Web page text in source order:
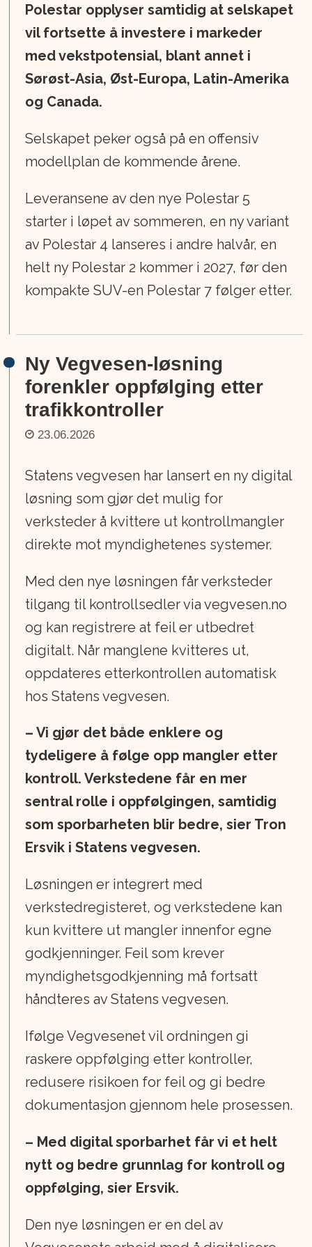
Polestar opplyser samtidig at selskapet
vil fortsette å investere i markeder
med vekstpotensial, blant annet i
Sørøst-Asia, Øst-Europa, Latin-Amerika
og Canada.
Selskapet peker også på en offensiv
modellplan de kommende årene.
Leveransene av den nye Polestar 5
starter i løpet av sommeren, en ny variant
av Polestar 4 lanseres i andre halvår, en
helt ny Polestar 2 kommer i 2027, før den
kompakte SUV-en Polestar 7 følger etter.
Ny Vegvesen-løsning
forenkler oppfølging etter
trafikkontroller
23.06.2026
Statens vegvesen har lansert en ny digital
løsning som gjør det mulig for
verksteder å kvittere ut kontrollmangler
direkte mot myndighetenes systemer.
Med den nye løsningen får verksteder
tilgang til kontrollsedler via vegvesen.no
og kan registrere at feil er utbedret
digitalt. Når manglene kvitteres ut,
oppdateres etterkontrollen automatisk
hos Statens vegvesen.
– Vi gjør det både enklere og
tydeligere å følge opp mangler etter
kontroll. Verkstedene får en mer
sentral rolle i oppfølgingen, samtidig
som sporbarheten blir bedre, sier Tron
Ersvik i Statens vegvesen.
Løsningen er integrert med
verkstedregisteret, og verkstedene kan
kun kvittere ut mangler innenfor egne
godkjenninger. Feil som krever
myndighetsgodkjenning må fortsatt
håndteres av Statens vegvesen.
Ifølge Vegvesenet vil ordningen gi
raskere oppfølging etter kontroller,
redusere risikoen for feil og gi bedre
dokumentasjon gjennom hele prosessen.
– Med digital sporbarhet får vi et helt
nytt og bedre grunnlag for kontroll og
oppfølging, sier Ersvik.
Den nye løsningen er en del av